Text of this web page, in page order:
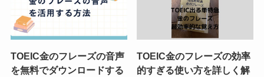
TOEIC金のフレーズの音声
を無料でダウンロードする
TOEIC金のフレーズの効率
的すぎる使い方を詳しく解